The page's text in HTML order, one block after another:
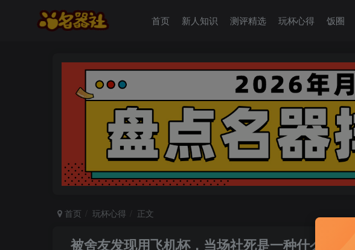
首页 新人知识 测评精选 玩杯心得 饭圈
首页 玩杯心得 正文
被舍友发现用飞机杯，当场社死是一种什么体验？